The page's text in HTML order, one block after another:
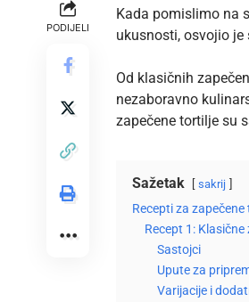
PODIJELI
Kada pomislimo na
ukusnosti, osvojio
Od klasičnih
nezaboravno
zapečene tortilje su
Sažetak sakrij
Recepti za
Recept 1:
Sastojci
Upute za
Varijacije i